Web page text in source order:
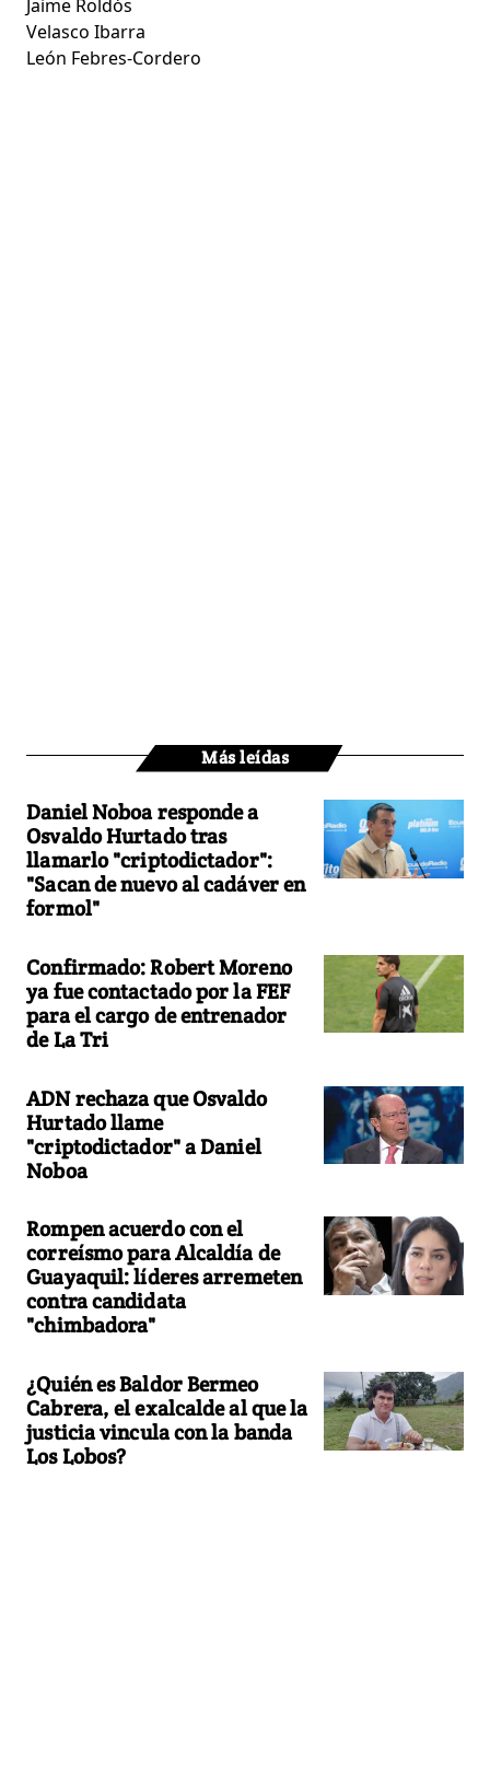
Jaime Roldós
Velasco Ibarra
León Febres-Cordero
Más leídas
Daniel Noboa responde a
Osvaldo Hurtado tras
llamarlo "criptodictador":
"Sacan de nuevo al cadáver en
formol"
Confirmado: Robert Moreno
ya fue contactado por la FEF
para el cargo de entrenador
de La Tri
ADN rechaza que Osvaldo
Hurtado llame
"criptodictador" a Daniel
Noboa
Rompen acuerdo con el
correísmo para Alcaldía de
Guayaquil: líderes arremeten
contra candidata
"chimbadora"
¿Quién es Baldor Bermeo
Cabrera, el exalcalde al que la
justicia vincula con la banda
Los Lobos?